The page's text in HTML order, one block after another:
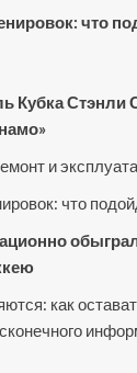
что
Кубка Стэнли
и
что
как